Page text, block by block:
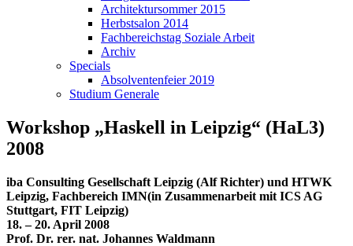
Architektursommer 2015
Herbstsalon 2014
Fachbereichstag Soziale Arbeit
Archiv
Specials
Absolventenfeier 2019
Studium Generale
Workshop „Haskell in Leipzig“ (HaL3)
2008
iba Consulting Gesellschaft Leipzig (Alf Richter) und HTWK
Leipzig, Fachbereich IMN(in Zusammenarbeit mit ICS AG
Stuttgart, FIT Leipzig)
18. – 20. April 2008
Prof. Dr. rer. nat. Johannes Waldmann